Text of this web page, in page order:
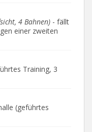
4 Bahnen) - fällt
einer zweiten
Training, 3
(geführtes